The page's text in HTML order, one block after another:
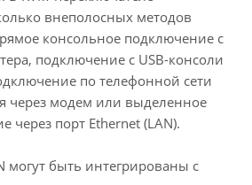
внеполосных методов
консольное подключение с
подключение с USB-консоли
по телефонной сети
через модем или выделенное
через порт Ethernet (LAN).
могут быть интегрированы с